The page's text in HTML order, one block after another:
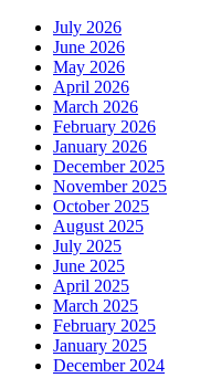
July 2026
June 2026
May 2026
April 2026
March 2026
February 2026
January 2026
December 2025
November 2025
October 2025
August 2025
July 2025
June 2025
April 2025
March 2025
February 2025
January 2025
December 2024